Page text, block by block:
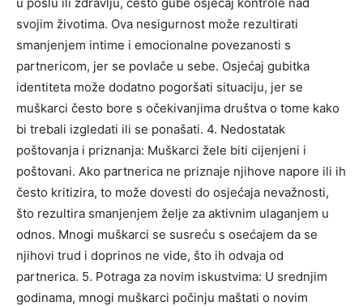
svojim životima. Ova nesigurnost može rezultirati
smanjenjem intime i emocionalne povezanosti s
partnericom, jer se povlače u sebe. Osjećaj gubitka
identiteta može dodatno pogoršati situaciju, jer se
muškarci često bore s očekivanjima društva o tome kako
bi trebali izgledati ili se ponašati. 4. Nedostatak
poštovanja i priznanja: Muškarci žele biti cijenjeni i
poštovani. Ako partnerica ne priznaje njihove napore ili ih
često kritizira, to može dovesti do osjećaja nevažnosti,
što rezultira smanjenjem želje za aktivnim ulaganjem u
odnos. Mnogi muškarci se susreću s osećajem da se
njihovi trud i doprinos ne vide, što ih odvaja od
partnerica. 5. Potraga za novim iskustvima: U srednjim
godinama, mnogi muškarci počinju maštati o novim